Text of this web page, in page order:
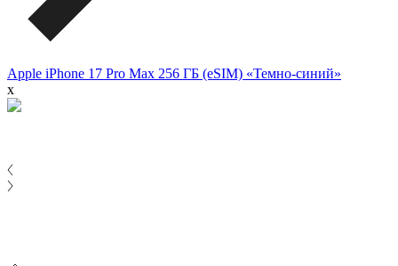
Apple iPhone 17 Pro Max 256 ГБ (eSIM) «Темно-синий»
x